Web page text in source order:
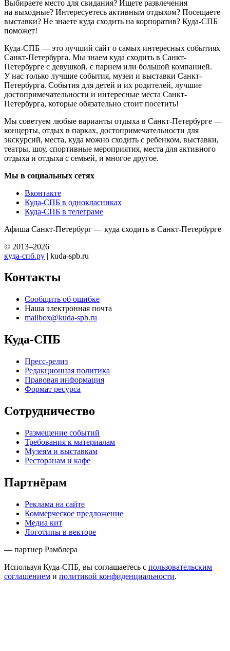
Выбираете место для свидания? Ищете развлечения
на выходные? Интересуетесь активным отдыхом? Посещаете
выставки? Не знаете куда сходить на корпоратив? Куда-СПБ
поможет!
Куда-СПБ — это лучший сайт о самых интересных событиях
Санкт-Петербурга. Мы знаем куда сходить в Санкт-
Петербурге с девушкой, с парнем или большой компанией.
У нас только лучшие события, музеи и выставки Санкт-
Петербурга. События для детей и их родителей, лучшие
достопримечательности и интересные места Санкт-
Петербурга, которые обязательно стоит посетить!
Мы советуем любые варианты отдыха в Санкт-Петербурге —
концерты, отдых в парках, достопримечательности для
экскурсий, места, куда можно сходить с ребенком, выставки,
театры, шоу, спортивные мероприятия, места для активного
отдыха и отдыха с семьей, и многое другое.
Мы в социальных сетях
Вконтакте
Куда-СПБ в однокласниках
Куда-СПБ в телеграме
Афиша Санкт-Петербург — куда сходить в Санкт-Петербурге
© 2013–2026
куда-спб.ру | kuda-spb.ru
Контакты
Сообщить об ошибке
Наша электронная почта
mailbox@kuda-spb.ru
Куда-СПБ
Пресс-релиз
Редакционная политика
Правовая информация
Формат ресурса
Сотрудничество
Размещение событий
Требования к материалам
Музеям и выставкам
Ресторанам и кафе
Партнёрам
Реклама на сайте
Коммерческое предложение
Медиа кит
Логотипы в векторе
— партнер Рамблера
Используя Куда-СПБ, вы соглашаетесь с пользовательским
соглашением и политикой конфиденциальности.